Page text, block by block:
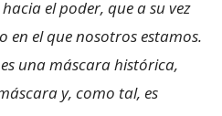
el poder, que a su vez
en el que nosotros estamos.
una máscara histórica,
y, como tal, es